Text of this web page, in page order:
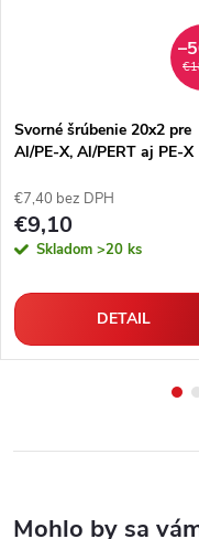
Svorné šrúbenie 20x2 pre
Al/PE-X, Al/PERT aj PE-X
€7,40 bez DPH
€9,10
Skladom >20 ks
DETAIL